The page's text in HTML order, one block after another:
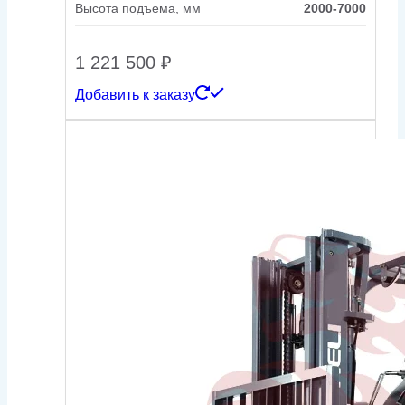
Высота подъема, мм 2000-7000
1 221 500 ₽
Добавить к заказу